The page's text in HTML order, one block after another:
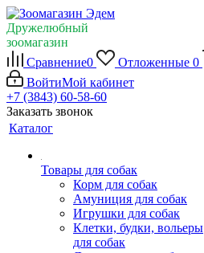
Дружелюбный
зоомагазин
Сравнение0 Отложенные 0
ВойтиМой кабинет
+7 (3843) 60-58-60
Заказать звонок
Каталог
Товары для собак
Корм для собак
Амуниция для собак
Игрушки для собак
Клетки, будки, вольеры
для собак